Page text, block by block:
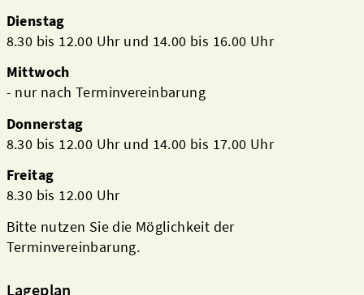
Dienstag
8.30 bis 12.00 Uhr und 14.00 bis 16.00 Uhr
Mittwoch
- nur nach Terminvereinbarung
Donnerstag
8.30 bis 12.00 Uhr und 14.00 bis 17.00 Uhr
Freitag
8.30 bis 12.00 Uhr
Bitte nutzen Sie die Möglichkeit der
Terminvereinbarung.
Lageplan